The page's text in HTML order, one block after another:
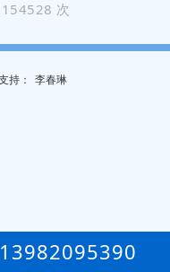
次
持 ： 李春琳
13982095390